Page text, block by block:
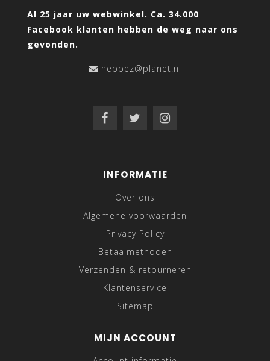
Al 25 jaar uw webwinkel. Ca. 34.000
Facebook klanten hebben de weg naar ons
gevonden.
hebbez@planet.nl
INFORMATIE
Over ons
Algemene voorwaarden
Privacy Policy
Betaalmethoden
Verzenden & retourneren
Klantenservice
Sitemap
MIJN ACCOUNT